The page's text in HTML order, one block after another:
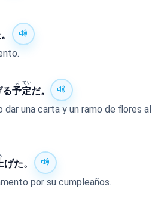
る予
よ
定
てい
だ。
dar una carta y un ramo de flores al
げた。
por su cumpleaños.